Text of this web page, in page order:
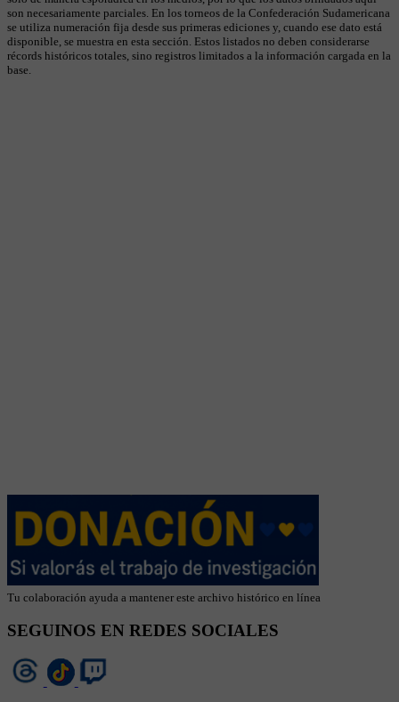
son necesariamente parciales. En los torneos de la Confederación Sudamericana
se utiliza numeración fija desde sus primeras ediciones y, cuando ese dato está
disponible, se muestra en esta sección. Estos listados no deben considerarse
récords históricos totales, sino registros limitados a la información cargada en la
base.
Tu colaboración ayuda a mantener este archivo histórico en línea
SEGUINOS EN REDES SOCIALES